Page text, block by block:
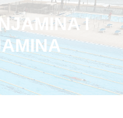
I